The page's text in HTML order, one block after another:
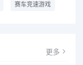
赛车竞速游戏
更多